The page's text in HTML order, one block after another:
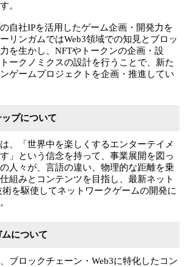
。
自社IPを活用したゲーム企画・開発力を
リンガムではWeb3領域での知見とブロッ
を生かし、NFTやトークンの企画・設
ークノミクスの設計を行うことで、新た
ゲームプロジェクトを企画・推進してい
プについて
、「世界中を楽しくするエンターテイメ
」という信念を持って、事業展開を図っ
人々が、言語の違い、物理的な距離を乗
組みとコンテンツを目指し、最新ネット
を駆使してネットワークゲームの開発に
について
ブロックチェーン・Web3に特化したコン